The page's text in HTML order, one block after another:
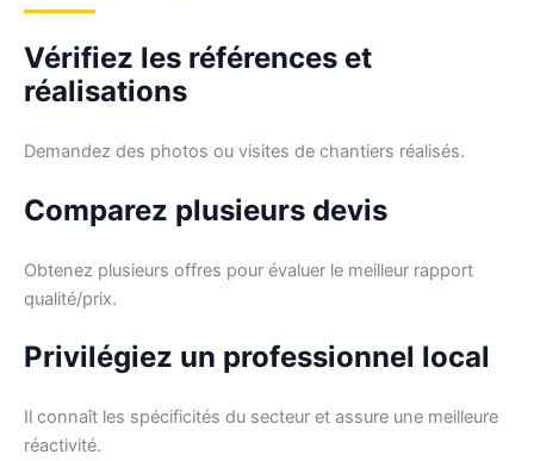
Vérifiez les références et
réalisations
Demandez des photos ou visites de chantiers réalisés.
Comparez plusieurs devis
Obtenez plusieurs offres pour évaluer le meilleur rapport
qualité/prix.
Privilégiez un professionnel local
Il connaît les spécificités du secteur et assure une meilleure
réactivité.